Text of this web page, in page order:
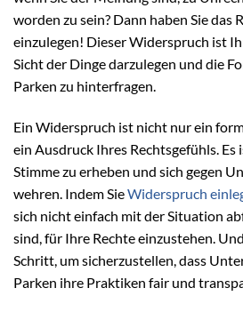
worden zu sein? Dann haben Sie das
einzulegen! Dieser Widerspruch ist
Sicht der Dinge darzulegen und die
Parken zu hinterfragen.
Ein Widerspruch ist nicht nur ein
ein Ausdruck Ihres Rechtsgefühls.
Stimme zu erheben und sich gegen
wehren. Indem SieWiderspruch
sich nicht einfach mit der Situation
sind, für Ihre Rechte einzustehen.
Schritt, um sicherzustellen, dass
Parken ihre Praktiken fair und